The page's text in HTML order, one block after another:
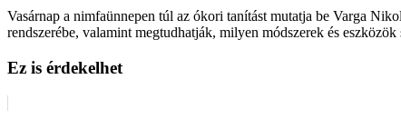
Vasárnap a nimfaünnepen túl az ókori tanítást mutatja be Varga
rendszerébe, valamint megtudhatják, milyen módszerek és
Ez is érdekelhet